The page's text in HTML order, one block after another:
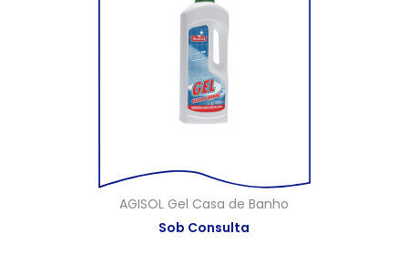
AGISOL Gel Casa de Banho
Sob Consulta